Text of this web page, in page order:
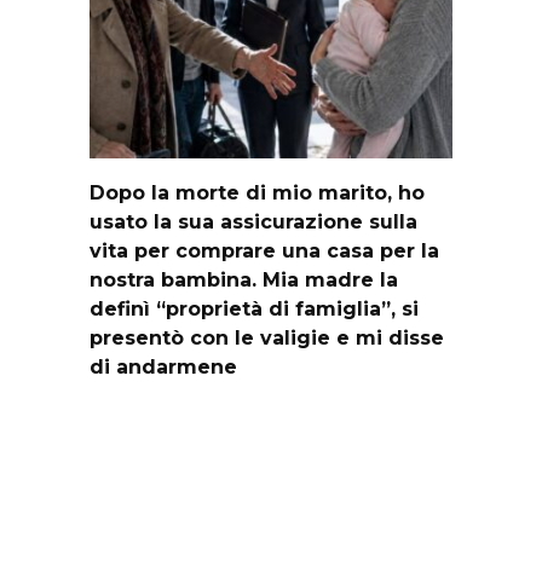
Dopo la morte di mio marito, ho
usato la sua assicurazione sulla
vita per comprare una casa per la
nostra bambina. Mia madre la
definì “proprietà di famiglia”, si
presentò con le valigie e mi disse
di andarmene